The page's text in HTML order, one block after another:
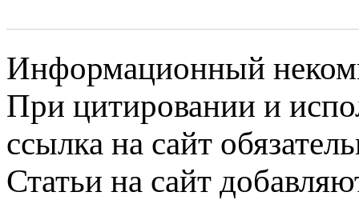
Информационный
При цитировании и
ссылка на сайт
Статьи на сайт